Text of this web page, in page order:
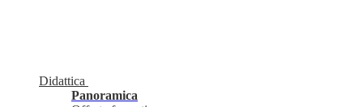
Didattica
Panoramica